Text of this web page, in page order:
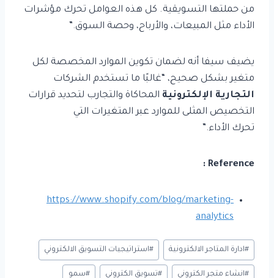
من حملتها التسويقية. كل هذه العوامل تحرك مؤشرات
الأداء مثل المبيعات، والأرباح، وحصة السوق.”
يضيف سيفا أنه لضمان تكوين الموارد المخصصة لكل
متغير بشكل صحيح، “غالبًا ما تستخدم الشركات
التجارية الإلكترونية المحاكاة والتجارب لتحديد قرارات
التخصيص المثلى للموارد عبر المتغيرات التي
تحرك الأداء.”
Reference :
https://www.shopify.com/blog/marketing-
analytics
وسوم
المقال:
#ادارة المتاجر الالكترونية #استراتيجيات التسويق الالكتروني
#انشاء متجر الكتروني #تسويق الكتروني #سمو